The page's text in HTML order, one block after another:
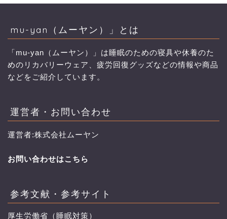
mu-yan（ムーヤン）」とは
「mu-yan（ムーヤン）」は睡眠のための寝具や休養のた
めのリカバリーウェア、疲労回復グッズなどの情報や商品
などをご紹介しています。
運営者・お問い合わせ
運営者:株式会社ムーヤン
お問い合わせはこちら
参考文献・参考サイト
厚生労働省（睡眠対策）